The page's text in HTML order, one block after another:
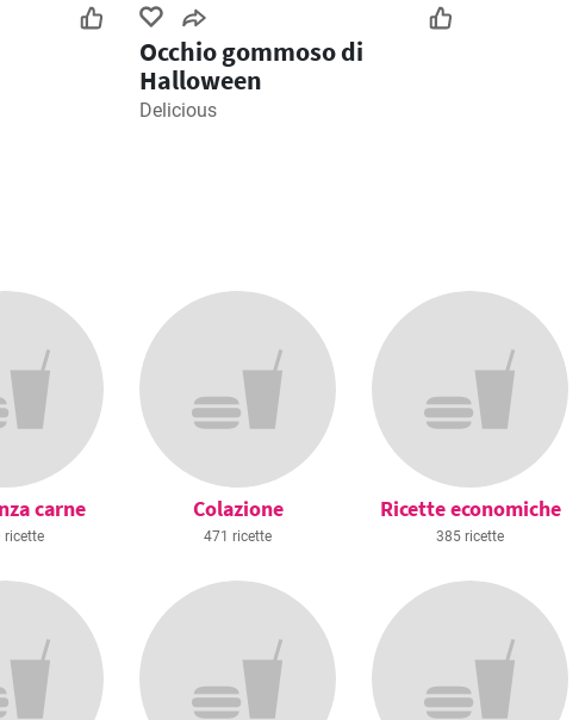
Occhio gommoso di
Halloween
Delicious
carne
ricette
Colazione
471 ricette
Ricette economiche
385 ricette